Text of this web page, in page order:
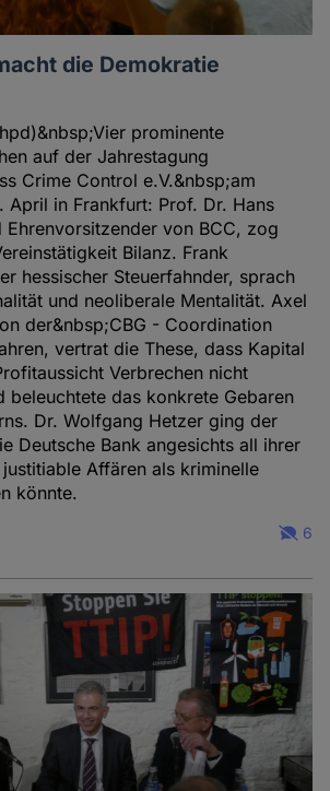
die Demokratie
prominente
auf der Jahrestagung
Crime Control e.V.&nbsp;am
April in Frankfurt: Prof. Dr. Hans
Ehrenvorsitzender von BCC, zog
Bilanz. Frank
hessischer Steuerfahnder, sprach
und neoliberale Mentalität. Axel
der&nbsp;CBG - Coordination
vertrat die These, dass Kapital
Verbrechen nicht
beleuchtete das konkrete Gebaren
Dr. Wolfgang Hetzer ging der
Deutsche Bank angesichts all ihrer
Affären als kriminelle
könnte.
6